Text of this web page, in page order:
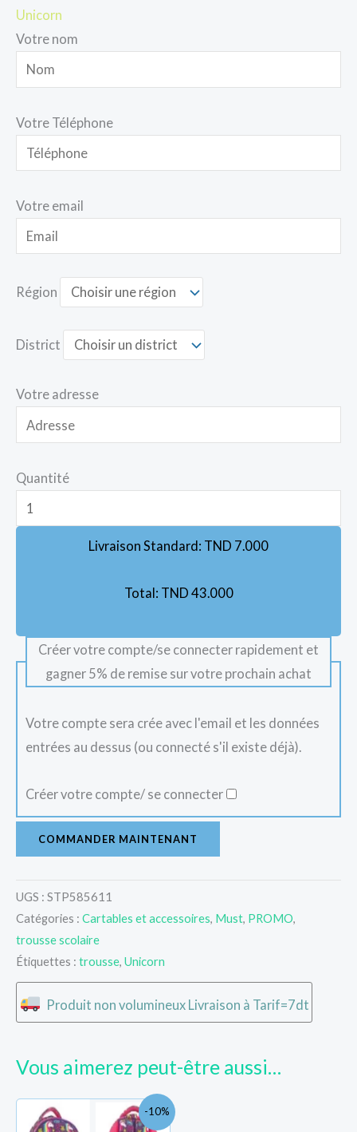
Unicorn
Votre nom
Votre Téléphone
Votre email
Région
District
Votre adresse
Quantité
Livraison Standard: TND 7.000
Total: TND 43.000
Créer votre compte/se connecter rapidement et
gagner 5% de remise sur votre prochain achat
Votre compte sera crée avec l'email et les données
entrées au dessus (ou connecté s'il existe déjà).
Créer votre compte/ se connecter
COMMANDER MAINTENANT
UGS : STP585611
Catégories : Cartables et accessoires, Must, PROMO,
trousse scolaire
Étiquettes : trousse, Unicorn
Produit non volumineux Livraison à Tarif=7dt
Vous aimerez peut-être aussi…
-10%
prix
Le
prix